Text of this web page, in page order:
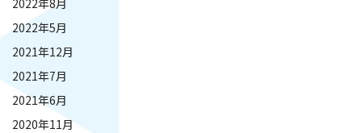
2022年8月
2022年5月
2021年12月
2021年7月
2021年6月
2020年11月